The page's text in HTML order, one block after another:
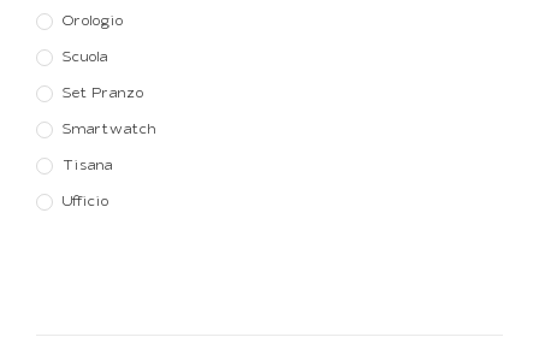
Orologio
Scuola
Set Pranzo
Smartwatch
Tisana
Ufficio